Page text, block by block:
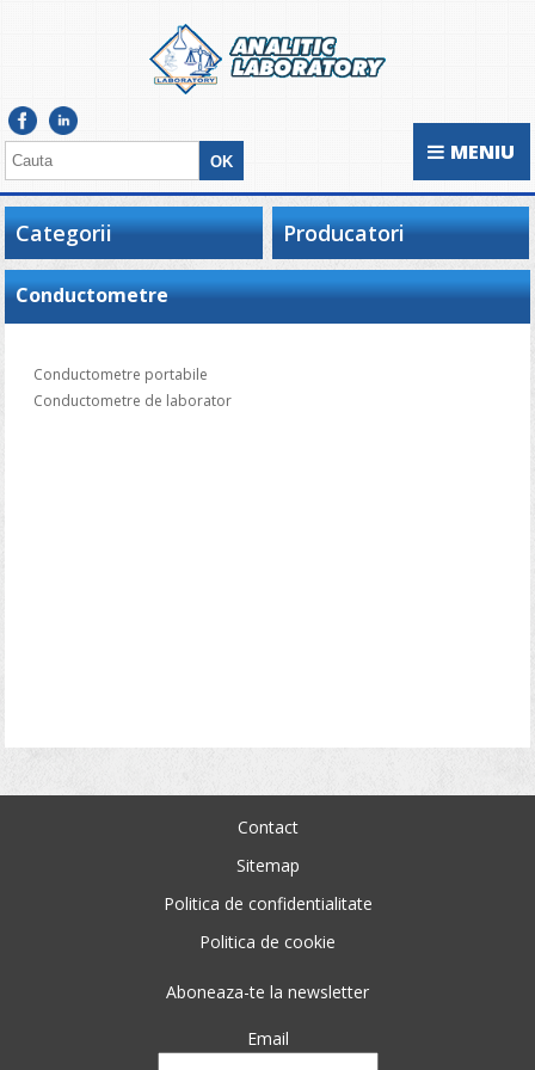
MENIU
Categorii Producatori
Conductometre
Conductometre portabile
Conductometre de laborator
Contact
Sitemap
Politica de confidentialitate
Politica de cookie
Aboneaza-te la newsletter
Email